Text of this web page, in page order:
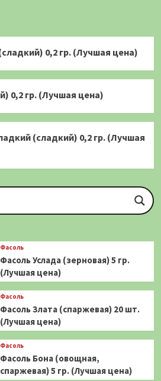
0,2 гр. (Лучшая цена)
0,2 гр. (Лучшая цена)
(сладкий) 0,2 гр. (Лучшая
(спаржевая) 20 шт.
Фасоль
Фасоль Услада (зерновая) 5 гр.
(Лучшая цена)
Фасоль
Фасоль Злата (спаржевая) 20 шт.
(Лучшая цена)
Фасоль
Фасоль Бона (овощная,
спаржевая) 5 гр. (Лучшая цена)